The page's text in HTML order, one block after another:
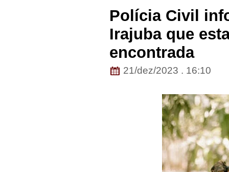
Polícia Civil
Irajuba que
encontrada
21/dez/2023 . 16:10